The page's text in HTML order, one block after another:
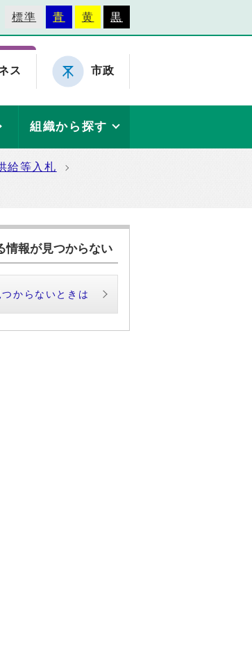
標準 青 黄 黒
ス 市政
組織から探す
給等入札
情報が見つからない
からないときは